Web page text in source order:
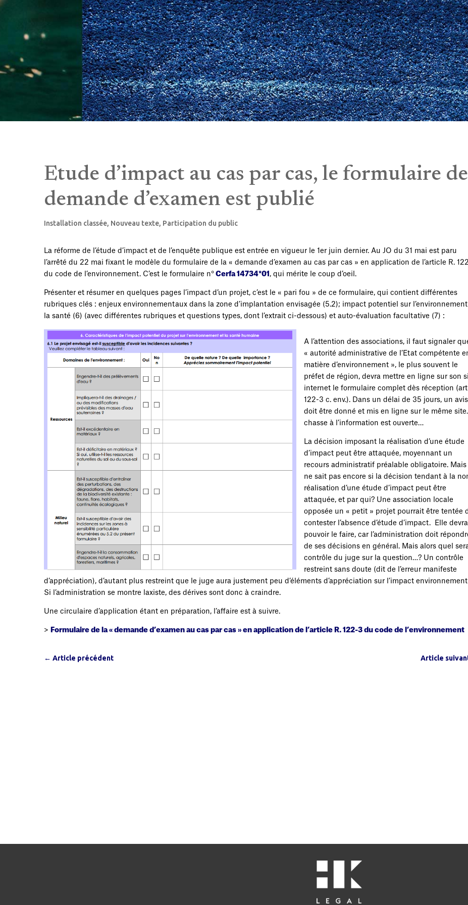
Etude d’impact au cas par cas, le formulaire de
demande d’examen est publié
Installation classée, Nouveau texte, Participation du public
La réforme de l’étude d’impact et de l’enquête publique est entrée en vigueur le 1er juin dernier. Au JO du 31 mai est paru
l’arrêté du 22 mai fixant le modèle du formulaire de la « demande d’examen au cas par cas » en application de l’article R.
du code de l’environnement. C’est le formulaire n° Cerfa 14734*01 , qui mérite le coup d’oeil.
Présenter et résumer en quelques pages l’impact d’un projet, c’est le « pari fou » de ce formulaire, qui contient différentes
rubriques clés : enjeux environnementaux dans la zone d’implantation envisagée (5.2); impact potentiel sur
la santé (6) (avec différentes rubriques et questions types, dont l’extrait ci-dessous) et auto-évaluation facultative (7) :
A l’attention des associations, il faut signaler
« autorité administrative de l’Etat compétente
matière d’environnement », le plus souvent le
préfet de région, devra mettre en ligne sur son
internet le formulaire complet dès réception
122-3 c. env.). Dans un délai de 35 jours, un avis
doit être donné et mis en ligne sur le même
chasse à l’information est ouverte…
La décision imposant la réalisation d’une étude
d’impact peut être attaquée, moyennant un
recours administratif préalable obligatoire. Mais
ne sait pas encore si la décision tendant à la
réalisation d’une étude d’impact peut être
attaquée, et par qui? Une association locale
opposée un « petit » projet pourrait être tentée
contester l’absence d’étude d’impact. Elle
pouvoir le faire, car l’administration doit
de ses décisions en général. Mais alors quel
contrôle du juge sur la question…? Un contrôle
restreint sans doute (dit de l’erreur manifeste
d’appréciation), d’autant plus restreint que le juge aura justement peu d’éléments d’appréciation sur l’impact
Si l’administration se montre laxiste, des dérives sont donc à craindre.
Une circulaire d’application étant en préparation, l’affaire est à suivre.
> Formulaire de la « demande d’examen au cas par cas » en application de l’article R. 122-3 du code de l’environnement
← Article précédent Article